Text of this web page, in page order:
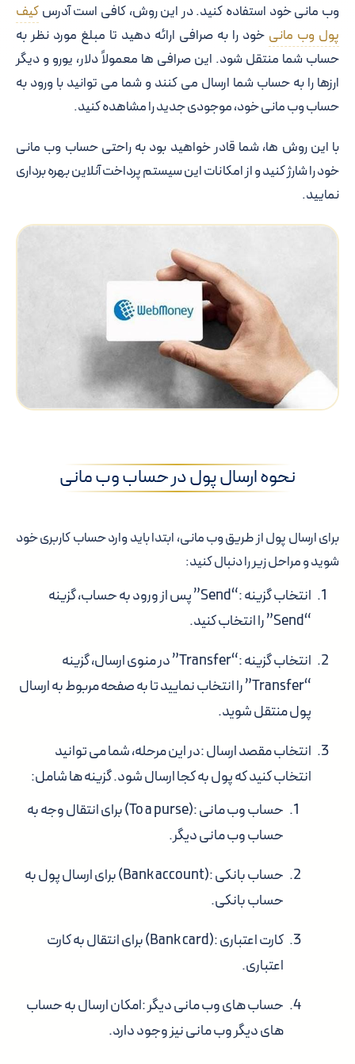
وب مانی خود استفاده کنید. در این روش، کافی است آدرسکیف
پول وب مانی خود را به صرافی ارائه دهید تا مبلغ مورد نظر به
حساب شما منتقل شود. این صرافی ها معمولاً دلار، یورو و دیگر
ارزها را به حساب شما ارسال می کنند و شما می توانید با ورود به
حساب وب مانی خود، موجودی جدید را مشاهده کنید.
با این روش ها، شما قادر خواهید بود به راحتی حساب وب مانی
خود را شارژ کنید و از امکانات این سیستم پرداخت آنلاین بهره برداری
نمایید.
نحوه ارسال پول در حساب وب مانی
برای ارسال پول از طریق وب مانی، ابتدا باید وارد حساب کاربری خود
شوید و مراحل زیر را دنبال کنید:
انتخاب گزینه:
“Send”
پس از ورود به حساب، گزینه
“Send” را انتخاب کنید.
انتخاب گزینه:
“Transfer”
در منوی ارسال، گزینه
“Transfer” را انتخاب نمایید تا به صفحه مربوط به ارسال
پول منتقل شوید.
انتخاب مقصد ارسال:در این مرحله، شما می توانید
انتخاب کنید که پول به کجا ارسال شود. گزینه ها شامل:
حساب وب مانی:
(To a purse)
برای انتقال وجه به
حساب وب مانی دیگر.
حساب بانکی:
(Bank account)
برای ارسال پول به
حساب بانکی.
کارت اعتباری:
(Bank card)
برای انتقال به کارت
اعتباری.
حساب های وب مانی دیگر:امکان ارسال به حساب
های دیگر وب مانی نیز وجود دارد.